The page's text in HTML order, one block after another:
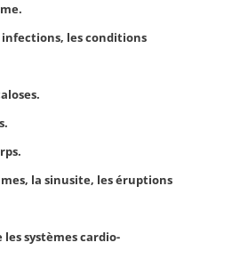
les conditions
la sinusite, les éruptions
systèmes cardio-